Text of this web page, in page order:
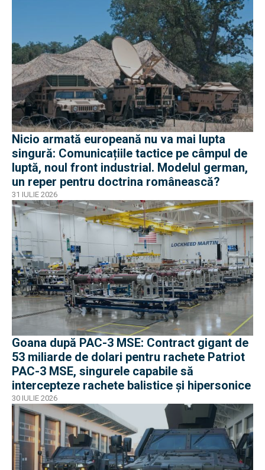
Nicio armată europeană nu va mai lupta
singură: Comunicațiile tactice pe câmpul de
luptă, noul front industrial. Modelul german,
un reper pentru doctrina românească?
31 IULIE 2026
Goana după PAC-3 MSE: Contract gigant de
53 miliarde de dolari pentru rachete Patriot
PAC-3 MSE, singurele capabile să
intercepteze rachete balistice și hipersonice
30 IULIE 2026